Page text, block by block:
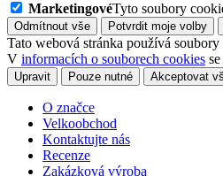
MarketingovéTyto soubory
Odmítnout vše Potvrdit moje volby
Tato webová stránka používá soubory
V informacích o souborech cookies
Upravit Pouze nutné Akceptovat
O značce
Velkoobchod
Kontaktujte nás
Recenze
Zakázková výroba